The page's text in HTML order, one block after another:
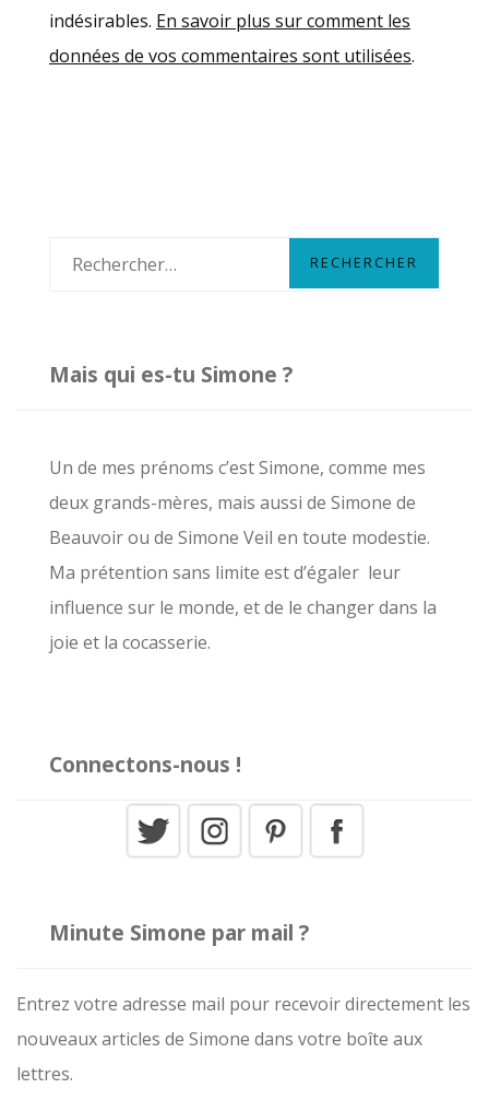
indésirables. En savoir plus sur comment les
données de vos commentaires sont utilisées.
c
h
e
r
:
Mais qui es-tu Simone ?
Un de mes prénoms c’est Simone, comme mes
deux grands-mères, mais aussi de Simone de
Beauvoir ou de Simone Veil en toute modestie.
Ma prétention sans limite est d’égaler leur
influence sur le monde, et de le changer dans la
joie et la cocasserie.
Connectons-nous !
Minute Simone par mail ?
Entrez votre adresse mail pour recevoir directement les
nouveaux articles de Simone dans votre boîte aux
lettres.